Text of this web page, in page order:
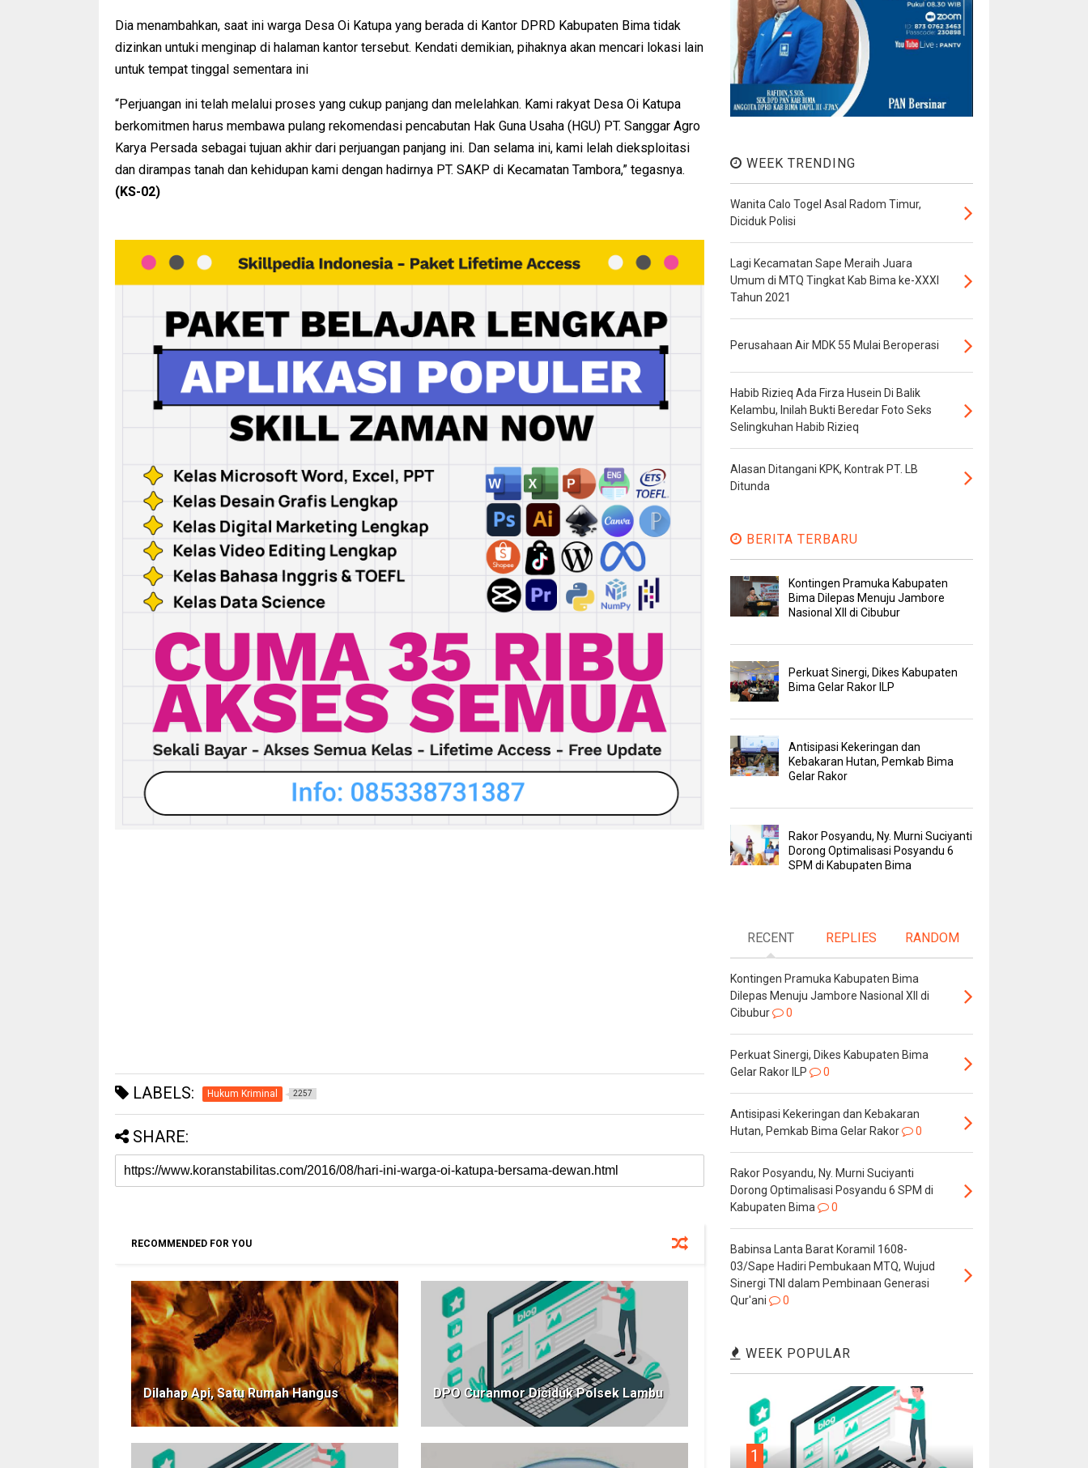
Dia menambahkan, saat ini warga Desa Oi Katupa yang berada di Kantor DPRD Kabupaten Bima tidak
dizinkan untuki menginap di halaman kantor tersebut. Kendati demikian, pihaknya akan mencari lokasi lain
untuk tempat tinggal sementara ini
“Perjuangan ini telah melalui proses yang cukup panjang dan melelahkan. Kami rakyat Desa Oi Katupa
berkomitmen harus membawa pulang rekomendasi pencabutan Hak Guna Usaha (HGU) PT. Sanggar Agro
Karya Persada sebagai tujuan akhir dari perjuangan panjang ini. Dan selama ini, kami lelah dieksploitasi
dan dirampas tanah dan kehidupan kami dengan hadirnya PT. SAKP di Kecamatan Tambora,” tegasnya.
(KS-02)
LABELS: Hukum Kriminal 2257
SHARE:
RECOMMENDED FOR YOU
Dilahap Api, Satu Rumah Hangus DPO Curanmor Diciduk Polsek Lambu
WEEK TRENDING
Wanita Calo Togel Asal Radom Timur,
Diciduk Polisi
Lagi Kecamatan Sape Meraih Juara
Umum di MTQ Tingkat Kab Bima ke-XXXI
Tahun 2021
Perusahaan Air MDK 55 Mulai Beroperasi
Habib Rizieq Ada Firza Husein Di Balik
Kelambu, Inilah Bukti Beredar Foto Seks
Selingkuhan Habib Rizieq
Alasan Ditangani KPK, Kontrak PT. LB
Ditunda
BERITA TERBARU
Kontingen Pramuka Kabupaten
Bima Dilepas Menuju Jambore
Nasional XII di Cibubur
Perkuat Sinergi, Dikes Kabupaten
Bima Gelar Rakor ILP
Antisipasi Kekeringan dan
Kebakaran Hutan, Pemkab Bima
Gelar Rakor
Rakor Posyandu, Ny. Murni Suciyanti
Dorong Optimalisasi Posyandu 6
SPM di Kabupaten Bima
RECENT REPLIES RANDOM
Kontingen Pramuka Kabupaten Bima
Dilepas Menuju Jambore Nasional XII di
Cibubur
0
Perkuat Sinergi, Dikes Kabupaten Bima
Gelar Rakor ILP
0
Antisipasi Kekeringan dan Kebakaran
Hutan, Pemkab Bima Gelar Rakor
0
Rakor Posyandu, Ny. Murni Suciyanti
Dorong Optimalisasi Posyandu 6 SPM di
Kabupaten Bima
0
Babinsa Lanta Barat Koramil 1608-
03/Sape Hadiri Pembukaan MTQ, Wujud
Sinergi TNI dalam Pembinaan Generasi
Qur'ani
0
WEEK POPULAR
1